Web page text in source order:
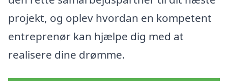
projekt, og oplev hvordan en kompetent
entreprenør kan hjælpe dig med at
realisere dine drømme.